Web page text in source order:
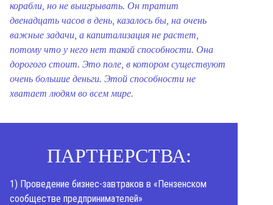
корабли, но не выигрывать. Он тратит
двенадцать часов в день, казалось бы, на очень
важные задачи, а капитализация не растет,
потому что у него нет такой способности. Она
дорогого стоит. Это поле, в котором существуют
очень большие деньги. Этой способности не
хватает людям во всем мире.
ПАРТНЕРСТВА:
1) Проведение бизнес-завтраков в «Пензенском
сообществе предпринимателей»